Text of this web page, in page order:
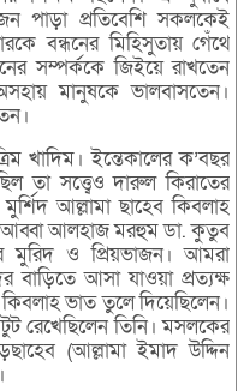
পাড়া প্রতিবেশি সকলকেই
বন্ধনের মিহিসুতায় গেঁথে
সম্পর্ককে জিইয়ে রাখতেন
মানুষকে ভালবাসতেন।
খাদিম। ইন্তেকালের ক’বছর
তা সত্ত্বেও দারুল কিরাতের
আল্লামা ছাহেব কিবলাহ
আব্বা আলহাজ মরহুম ডা. কুতুব
মুরিদ ও প্রিয়ভাজন। আমরা
বাড়িতে আসা যাওয়া প্রত্যক্ষ
ভাত তুলে দিয়েছিলেন।
রেখেছিলেন তিনি। মসলকের
(আল্লামা ইমাদ উদ্দিন